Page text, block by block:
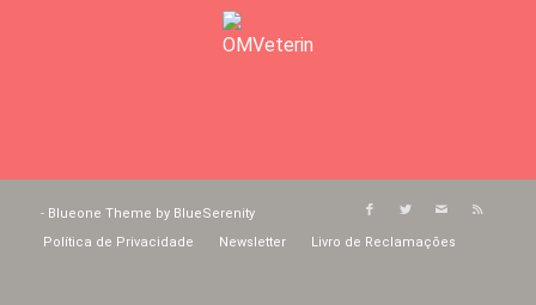
- Blueone Theme by BlueSerenity
Política de Privacidade
Newsletter Livro de Reclamações